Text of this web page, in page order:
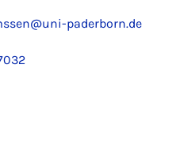
paderborn.de